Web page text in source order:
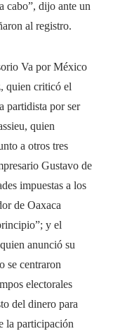
cabo”, dijo ante un
al registro.
Va por México
quien criticó el
partidista por ser
quien
a otros tres
Gustavo de
impuestas a los
de Oaxaca
y el
anunció su
se centraron
electorales
del dinero para
la participación